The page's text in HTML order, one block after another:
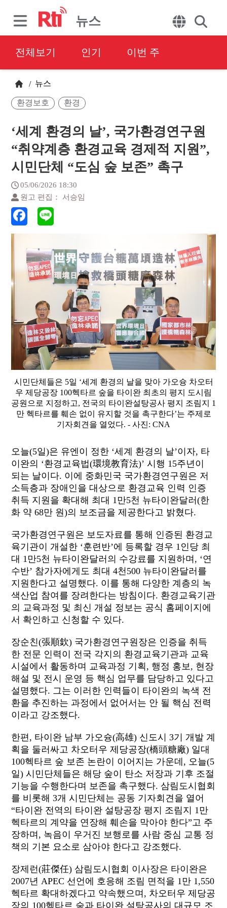
뉴스
전체보기 인기 이번 주
/ 뉴스
환경보호 환경
‘세계 환경의 날’, 국가환경연구원
“취약계층 환경교육 경제적 지원”,
시민단체 “도심 숲 보존” 촉구
05/06/2026 18:30
원고 편집： 서승임
시민단체들은 5일 ‘세계 환경의 날을 맞아 가오슝 차오터
우 제당공장 100헥타르 숲을 타이완 최초의 평지 도시림
공원으로 지정하고, 전국의 타이완설탕공사 평지 조림지 1
만 헥타르를 훼손 없이 유지할 것을 촉구한다’는 주제로
기자회견을 열었다. - 사진: CNA
오늘(5일)은 유엔이 정한 ‘세계 환경의 날’이자, 타
이완의 ‘환경교육법(環境教育法)’ 시행 15주년이
되는 날이다. 이에 중화민국 국가환경연구원은 저
소득층과 장애인을 대상으로 환경교육 인력 인증
취득 지원을 확대해 최대 1만5천 뉴타이완달러(한
화 약 68만 원)의 보조금을 제공한다고 밝혔다.
국가환경연구원은 보도자료를 통해 인증된 환경교
육기관이 개설한 ‘훈련반’에 등록할 경우 1인당 최
대 1만5천 뉴타이완달러의 수강료를 지원하며, ‘연
수반’ 참가자에게도 최대 4천500 뉴타이완달러를
지원한다고 설명했다. 이를 통해 다양한 계층의 녹
색산업 참여를 장려한다는 방침이다. 환경교육기관
의 교육과정 및 최신 개설 정보는 공식 홈페이지에
서 확인하고 신청할 수 있다.
장순친(張順欽) 국가환경연구원장은 인증을 취득
한 전문 인력이 전국 각지의 환경교육기관과 교육
시설에서 활동하며 교육과정 기획, 행정 홍보, 현장
해설 및 전시 운영 등 핵심 업무를 담당하고 있다고
설명했다. 그는 이러한 인력들이 타이완의 녹색 전
환을 추진하는 과정에서 없어서는 안 될 핵심 전력
이라고 강조했다.
한편, 타이완 남부 가오슝(高雄) 신도시 3기 개발 계
획을 둘러싸고 차오터우 제당공장(橋頭糖廠) 일대
100헥타르 숲 보존 논란이 이어지는 가운데, 오늘(5
일) 시민단체들은 해당 숲이 탄소 저장과 기후 조절
기능을 수행한다며 보존을 촉구했다. 삼림도시협회
를 비롯해 3개 시민단체는 공동 기자회견을 열어
“타이완 전역의 타이완 설탕공장 평지 조림지 1만
헥타르의 계약을 연장해 훼손을 막아야 한다”고 주
장하며, 녹음이 우거진 보행로를 사람 중심 교통 정
책의 기본 요소로 삼아야 한다고 강조했다.
장제런(莊傑任) 삼림도시협회 이사장은 타이완은
2007년 APEC 선언에 호응해 조림 면적을 1만 1,550
헥타르 확대하겠다고 약속했으며, 차오터우 제당공
장의 100헥타르 숲과 타이완 설탕공사의 대규모 조